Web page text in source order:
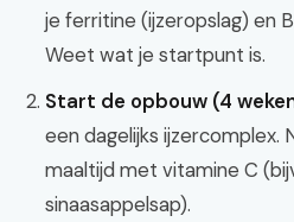
je ferritine (ijzeropslag) en
Weet wat je startpunt is.
Start de opbouw (4
een dagelijks ijzercomplex.
maaltijd met vitamine C
sinaasappelsap).